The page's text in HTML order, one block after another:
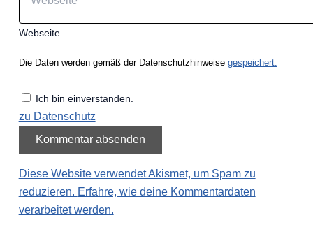
Webseite
Die Daten werden gemäß der Datenschutzhinweise gespeichert.
Ich bin einverstanden.
zu Datenschutz
Diese Website verwendet Akismet, um Spam zu
reduzieren. Erfahre, wie deine Kommentardaten
verarbeitet werden.